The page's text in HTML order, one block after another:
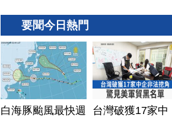
要聞今日熱門
白海豚颱風最快週
台灣破獲17家中